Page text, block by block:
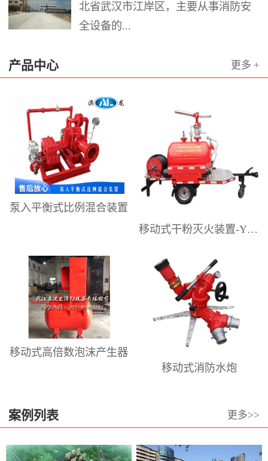
北省武汉市江岸区，主要从事消防安
全设备的...
专业的泡沫灭火系统设计解决方案、
高性能的泡沫灭火设备，以及较为完
善的售后技术和设备应用维护服务。
为工业企业供应配套消防产品。是国
内具有影响力的泡沫灭火设备专业制
造商之一。澳龙公司主要生产销售：
沫比例混合装置、移动式泡沫灭火装
置（泡沫手推车）、移动式泡沫炮、
消防水炮、消防泡沫炮、泡沫-水两用
炮、移动式泡沫自摆炮、电动遥控
炮、隧道泡沫消火栓箱、室内外消防
栓、消防炮塔、泡沫降落槽，中、低
倍泡沫枪、泡沫喷头，高、中、低倍
数泡沫发生器、高.中.低倍数消防泡沫
设备和泡沫设计的高科技前沿阵地，
专业从事于居民、企业、政府机关、
公共事业单位的消防产品提供与服
产品中心 更多 +
泵入平衡式比例混合装置
移动式干粉灭火装置-YGFZ系列
移动式高倍数泡沫产生器
移动式消防水炮
案例列表 更多>>